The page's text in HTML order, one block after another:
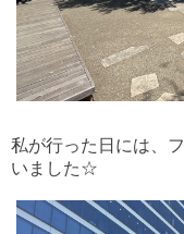
私が行った日には、
いました☆